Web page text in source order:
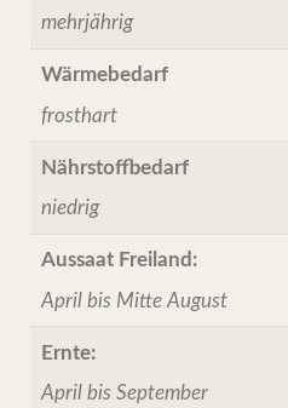
mehrjährig
Wärmebedarf
frosthart
Nährstoffbedarf
niedrig
Aussaat Freiland:
April bis Mitte August
Ernte:
April bis September